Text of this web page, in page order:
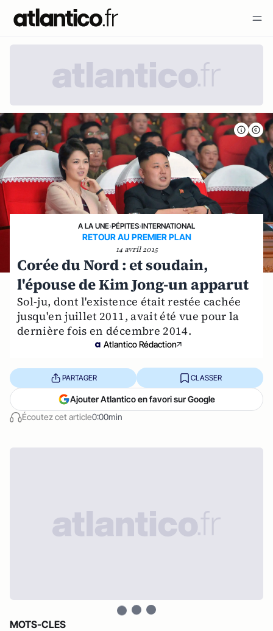
A LA UNE›PÉPITES›INTERNATIONAL
RETOUR AU PREMIER PLAN
14 avril 2015
Corée du Nord : et soudain,
l'épouse de Kim Jong-un apparut
Sol-ju, dont l'existence était restée cachée
jusqu'en juillet 2011, avait été vue pour la
dernière fois en décembre 2014.
Atlantico Rédaction
Écoutez cet article0:00min
PARTAGER CLASSER
Ajouter Atlantico en favori sur Google
MOTS-CLES